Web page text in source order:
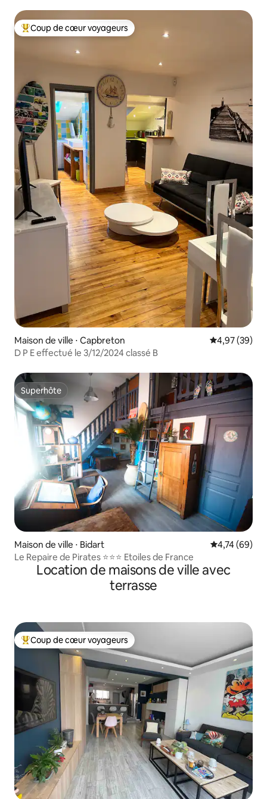
Coups de cœur voyageurs les plus appréciés
Coup de cœur voyageurs
Maison de ville ⋅ Capbreton Évaluation
4,97 (39)
D P E effectué le 3/12/2024 classé B
Superhôte
Superhôte
Maison de ville ⋅ Bidart Évaluation
4,74 (69)
Le Repaire de Pirates ⭐️⭐️⭐️ Etoiles de France
Location de maisons de ville avec
terrasse
Coups de cœur voyageurs les plus appréciés
Coup de cœur voyageurs